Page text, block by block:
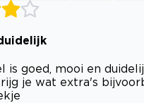
is goed, mooi en
je wat extra's